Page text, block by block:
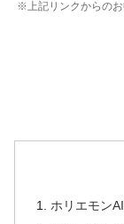
※上記リンクからの
ホリエモン